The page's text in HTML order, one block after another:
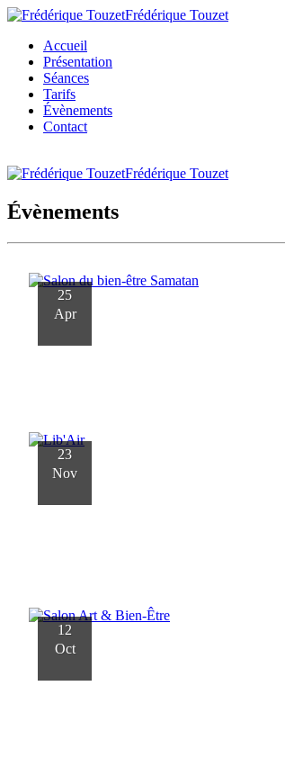
Frédérique Touzet
Accueil
Présentation
Séances
Tarifs
Évènements
Contact
Frédérique Touzet
Évènements
25
Apr
23
Nov
12
Oct